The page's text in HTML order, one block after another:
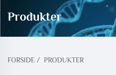
Produkter
FORSIDE / PRODUKTER